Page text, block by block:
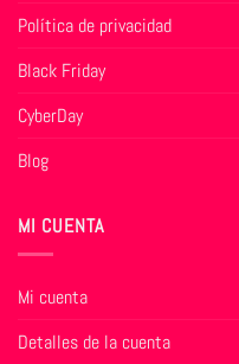
Política de privacidad
Black Friday
CyberDay
Blog
MI CUENTA
Mi cuenta
Detalles de la cuenta